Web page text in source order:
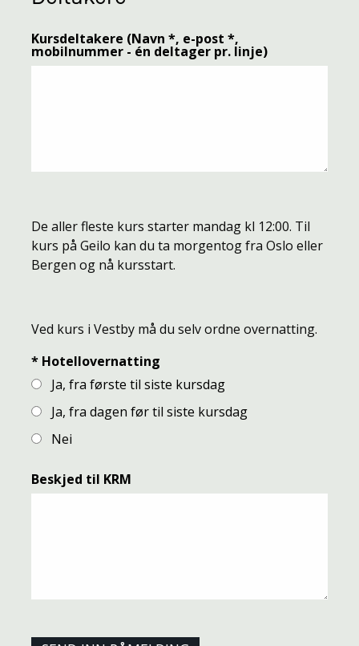
Kursdeltakere (Navn *, e-post *,
mobilnummer - én deltager pr. linje)
De aller fleste kurs starter mandag kl 12:00. Til
kurs på Geilo kan du ta morgentog fra Oslo eller
Bergen og nå kursstart.
Ved kurs i Vestby må du selv ordne overnatting.
* Hotellovernatting
Ja, fra første til siste kursdag
Ja, fra dagen før til siste kursdag
Nei
Beskjed til KRM